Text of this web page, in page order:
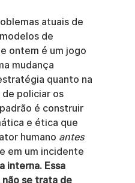
atuais de
de
ontem é um jogo
mudança
quanto na
de policiar os
é construir
e ética que
humano antes
em um incidente
interna. Essa
se trata de